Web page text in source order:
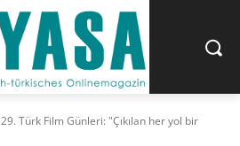
29. Türk Film Günleri: "Çıkılan her yol bir